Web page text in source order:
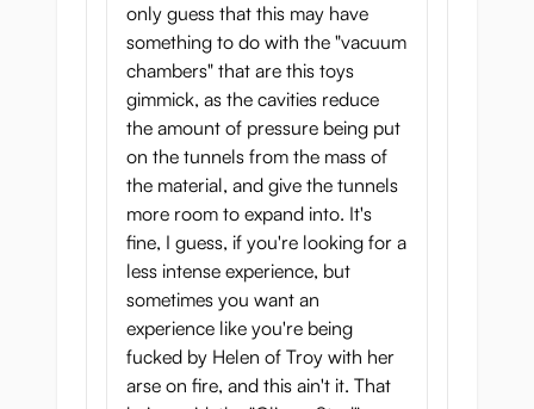
only guess that this may have
something to do with the "vacuum
chambers" that are this toys
gimmick, as the cavities reduce
the amount of pressure being put
on the tunnels from the mass of
the material, and give the tunnels
more room to expand into. It's
fine, I guess, if you're looking for a
less intense experience, but
sometimes you want an
experience like you're being
fucked by Helen of Troy with her
arse on fire, and this ain't it. That